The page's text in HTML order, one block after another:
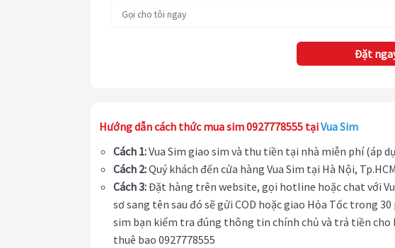
Đặt
Hướng dẫn cách thức mua sim 0927778555 tạiVua Sim
Cách 1:Vua Sim giao sim và thu tiền tại nhà miễn phí (áp
Cách 2:Quý khách đến cửa hàng Vua Sim tại Hà Nội,
Cách 3:Đặt hàng trên website, gọi hotline hoặc chat với
sơ sang tên sau đó sẽ gửi COD hoặc giao Hỏa Tốc trong
sim bạn kiểm tra đúng thông tin chính chủ và trả tiền cho
thuê bao 0927778555